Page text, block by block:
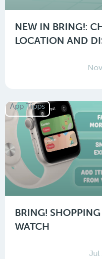
NEW IN BRING!:
LOCATION AND
App Tipps
BRING!
WATCH
Jul